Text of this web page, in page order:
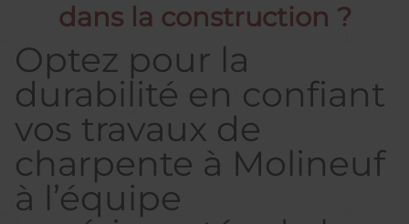
dans la construction ?
Optez pour la
durabilité en confiant
vos travaux de
charpente à Molineuf
à l’équipe